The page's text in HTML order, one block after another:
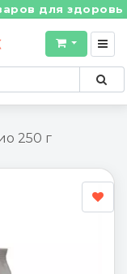
для здоровья
250 г